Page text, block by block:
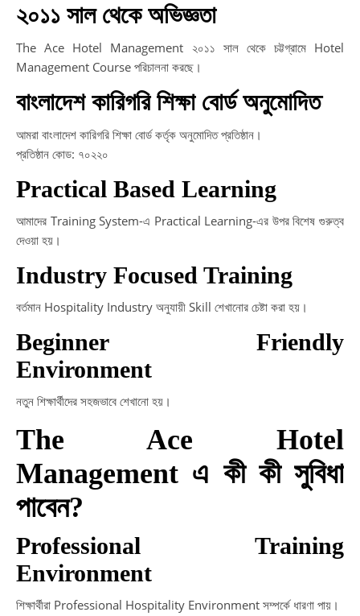
২০১১ সাল থেকে অভিজ্ঞতা
The Ace Hotel Management ২০১১ সাল থেকে চট্টগ্রামে Hotel
Management Course পরিচালনা করছে।
বাংলাদেশ কারিগরি শিক্ষা বোর্ড অনুমোদিত
আমরা বাংলাদেশ কারিগরি শিক্ষা বোর্ড কর্তৃক অনুমোদিত প্রতিষ্ঠান।
প্রতিষ্ঠান কোড: ৭০২২০
Practical Based Learning
আমাদের Training System-এ Practical Learning-এর উপর বিশেষ গুরুত্ব
দেওয়া হয়।
Industry Focused Training
বর্তমান Hospitality Industry অনুযায়ী Skill শেখানোর চেষ্টা করা হয়।
Beginner Friendly
Environment
নতুন শিক্ষার্থীদের সহজভাবে শেখানো হয়।
The Ace Hotel
Management এ কী কী সুবিধা
পাবেন?
Professional Training
Environment
শিক্ষার্থীরা Professional Hospitality Environment সম্পর্কে ধারণা পায়।